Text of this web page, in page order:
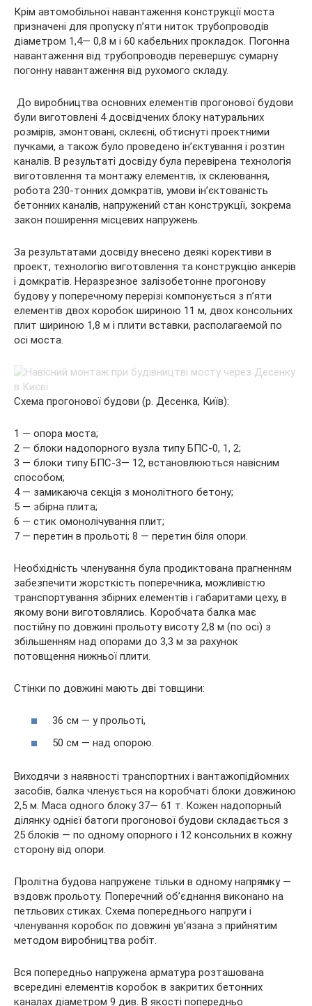
Крім автомобільної навантаження конструкції моста
призначені для пропуску п’яти ниток трубопроводів
діаметром 1,4— 0,8 м і 60 кабельних прокладок. Погонна
навантаження від трубопроводів перевершує сумарну
погонну навантаження від рухомого складу.
До виробництва основних елементів прогонової будови
були виготовлені 4 досвідчених блоку натуральних
розмірів, змонтовані, склеєні, обтиснуті проектними
пучками, а також було проведено ін’єктування і розтин
каналів. В результаті досвіду була перевірена технологія
виготовлення та монтажу елементів, їх склеювання,
робота 230-тонних домкратів, умови ін’єктованість
бетонних каналів, напружений стан конструкції, зокрема
закон поширення місцевих напружень.
За результатами досвіду внесено деякі корективи в
проект, технологію виготовлення та конструкцію анкерів
і домкратів. Неразрезное залізобетонне прогонову
будову у поперечному перерізі компонується з п’яти
елементів двох коробок шириною 11 м, двох консольних
плит шириною 1,8 м і плити вставки, располагаемой по
осі моста.
Схема прогонової будови (р. Десенка, Київ):
1 — опора моста;
2 — блоки надопорного вузла типу БПС-0, 1, 2;
3 — блоки типу БПС-3— 12, встановлюються навісним
способом;
4 — замикаюча секція з монолітного бетону;
5 — збірна плита;
6 — стик омонолічування плит;
7 — перетин в прольоті; 8 — перетин біля опори.
Необхідність членування була продиктована прагненням
забезпечити жорсткість поперечника, можливістю
транспортування збірних елементів і габаритами цеху, в
якому вони виготовлялись. Коробчата балка має
постійну по довжині прольоту висоту 2,8 м (по осі) з
збільшенням над опорами до 3,3 м за рахунок
потовщення нижньої плити.
Стінки по довжині мають дві товщини:
36 см — у прольоті,
50 см — над опорою.
Виходячи з наявності транспортних і вантажопідйомних
засобів, балка членується на коробчаті блоки довжиною
2,5 м. Маса одного блоку 37— 61 т. Кожен надопорный
ділянку однієї батоги прогонової будови складається з
25 блоків — по одному опорного і 12 консольних в кожну
сторону від опори.
Пролітна будова напружене тільки в одному напрямку —
вздовж прольоту. Поперечний об’єднання виконано на
петльових стиках. Схема попереднього напруги і
членування коробок по довжині ув’язана з прийнятим
методом виробництва робіт.
Вся попередньо напружена арматура розташована
всередині елементів коробок в закритих бетонних
каналах діаметром 9 див. В якості попередньо